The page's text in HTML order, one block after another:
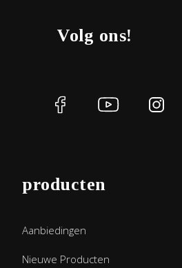
Volg ons!
producten
Aanbiedingen
Nieuwe Producten